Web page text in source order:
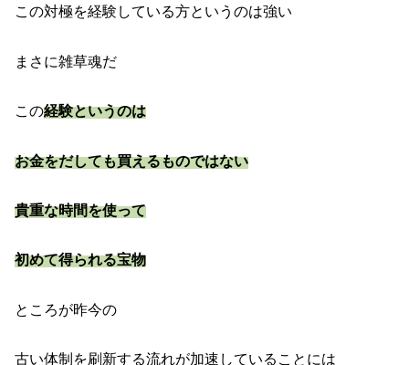
この対極を経験している方というのは強い
まさに雑草魂だ
この経験というのは
お金をだしても買えるものではない
貴重な時間を使って
初めて得られる宝物
ところが昨今の
古い体制を刷新する流れが加速していることには